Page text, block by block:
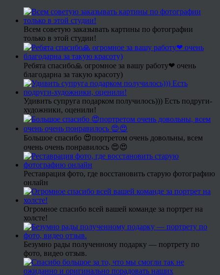
Всем советую заказывать картины по фотографии
только в этой студии!
Ребята спасибо🙏 огромное за вашу работу❤ очень
благодарна за такую красоту)
Удивить супруга подарком получилось))) Есть подруги-
художники, оценили!
Большое спасибо 😍портретом очень довольны, всем
очень очень понравилось 😍😍
Реставрация фото, где восстановить старую фотографию
онлайн
Огромное спасибо всей вашей команде за портрет на
холсте!
Безумно рады полученному подарку — портрету по
фото, видео отзыв.